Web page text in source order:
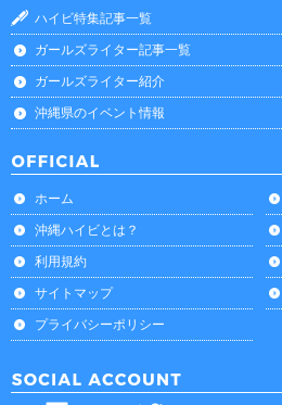
ハイビ特集記事一覧
ガールズライター記事一覧
ガールズライター紹介
沖縄県のイベント情報
ホーム
沖縄ハイビとは？
利用規約
サイトマップ
プライバシーポリシー